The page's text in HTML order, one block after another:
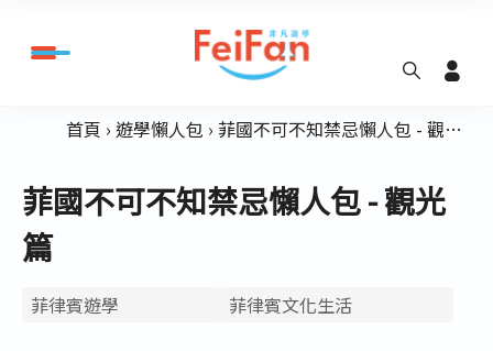
首頁 遊學懶人包 菲國不可不知禁忌懶人包 - 觀光篇
菲國不可不知禁忌懶人包 - 觀光
篇
菲律賓遊學 菲律賓文化生活